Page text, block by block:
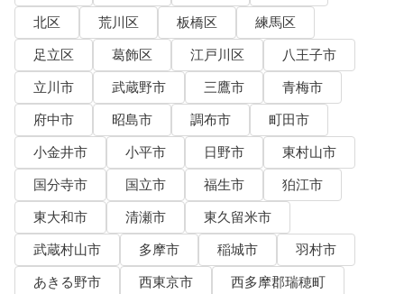
北区
荒川区 板橋区
練馬区
足立区
葛飾区 江戸川区
八王子市
立川市
武蔵野市 三鷹市
青梅市
府中市
昭島市 調布市
町田市
小金井市
小平市 日野市
東村山市
国分寺市
国立市 福生市
狛江市
東大和市
清瀬市
東久留米市
武蔵村山市
多摩市 稲城市
羽村市
あきる野市
西東京市
西多摩郡瑞穂町